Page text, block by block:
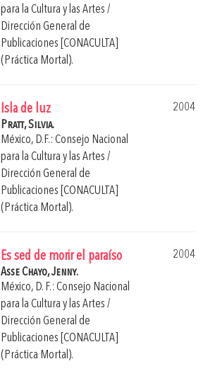
para la Cultura y las Artes /
Dirección General de
Publicaciones [CONACULTA]
(Práctica Mortal).
Isla de luz
2004
Pratt, Silvia.
México, D.F.: Consejo Nacional
para la Cultura y las Artes /
Dirección General de
Publicaciones [CONACULTA]
(Práctica Mortal).
Es sed de morir el paraíso
2004
Asse Chayo, Jenny.
México, D. F.: Consejo Nacional
para la Cultura y las Artes /
Dirección General de
Publicaciones [CONACULTA]
(Práctica Mortal).